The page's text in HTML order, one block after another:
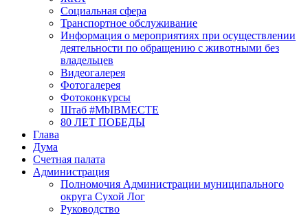
Социальная сфера
Транспортное обслуживание
Информация о мероприятиях при осуществлении
деятельности по обращению с животными без
владельцев
Видеогалерея
Фотогалерея
Фотоконкурсы
Штаб #MbIBMECTE
80 ЛЕТ ПОБЕДЫ
Глава
Дума
Счетная палата
Администрация
Полномочия Администрации муниципального
округа Сухой Лог
Руководство